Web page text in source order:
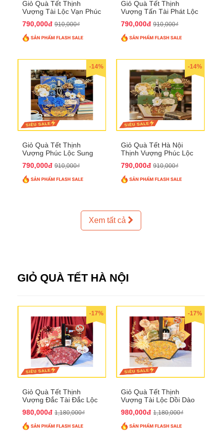
Giỏ Quà Tết Thịnh
Vượng Tài Lộc Vạn Phúc
790,000đ 910,000₫
Giỏ Quà Tết Thịnh
Vượng Tấn Tài Phát Lộc
790,000đ 910,000₫
-14%
Giỏ Quà Tết Thịnh
Vượng Phúc Lộc Sung
790,000đ 910,000₫
-14%
Giỏ Quà Tết Hà Nội
Thịnh Vượng Phúc Lộc
790,000đ 910,000₫
Xem tất cả
GIỎ QUÀ TẾT HÀ NỘI
-17%
Giỏ Quà Tết Thịnh
Vượng Đắc Tài Đắc Lộc
980,000đ 1,180,000₫
-17%
Giỏ Quà Tết Thịnh
Vượng Tài Lộc Dồi Dào
980,000đ 1,180,000₫